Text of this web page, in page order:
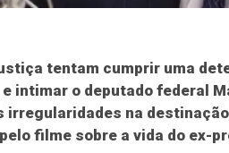
tentam cumprir uma
intimar o deputado federal
na
filme sobre a vida do ex-